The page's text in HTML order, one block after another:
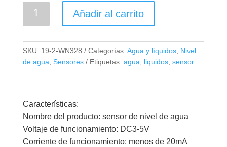
Modulo
De
cantidad
Añadir al carrito
SKU: 19-2-WN328 Categorías: Agua y líquidos, Nivel
de agua Sensores Etiquetas: agua liquidos, sensor
Características:
Nombre del producto: sensor de nivel de agua
Voltaje de funcionamiento: DC3-5V
Corriente de funcionamiento: menos de 20mA